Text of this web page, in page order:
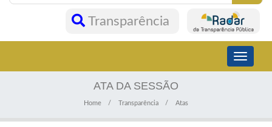
Transparência
Toggle
ATA DA SESSÃO
Home Transparência Atas